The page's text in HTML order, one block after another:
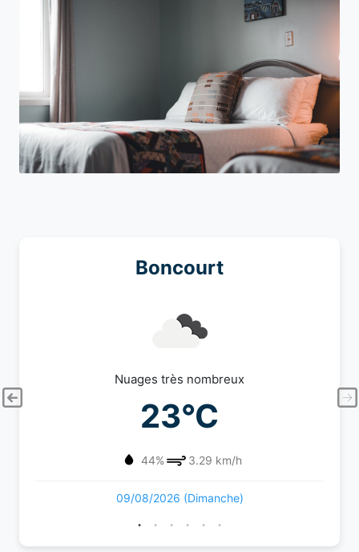
Boncourt
Nuages très nombreux
23°C
44% 3.29 km/h
09/08/2026 (Dimanche)